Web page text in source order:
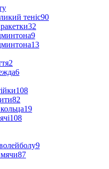
теніс90
32
9
13
2
6
108
82
19
108
9
87